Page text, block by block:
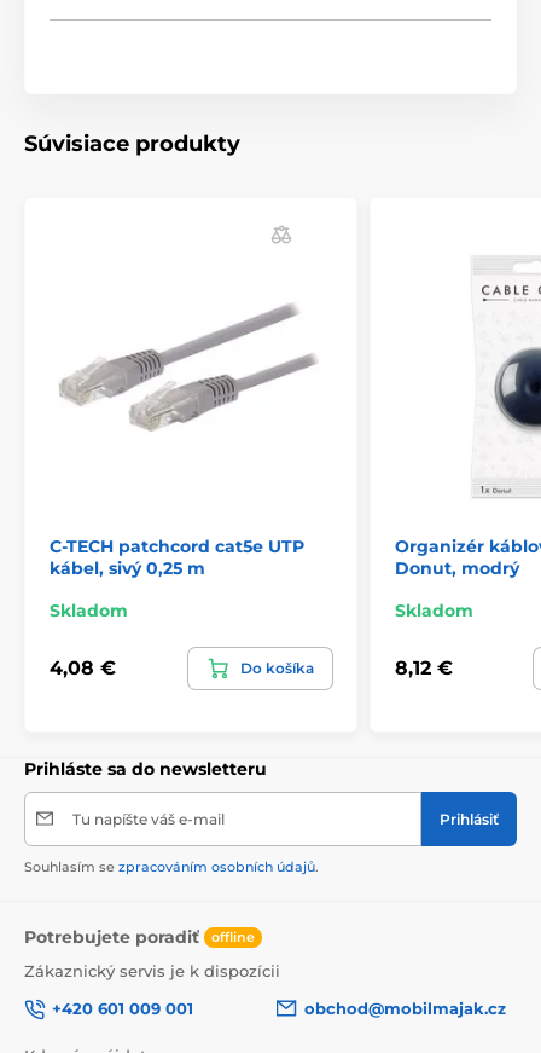
Súvisiace produkty
C-TECH patchcord cat5e UTP
kábel, sivý 0,25 m
Skladom
4,08 € Do košíka
Organizér
Donut, modrý
Skladom
8,12 €
Prihláste sa do newsletteru
Tu napíšte váš e-mail Prihlásiť
Souhlasím se zpracováním osobních údajů.
Potrebujete poradiť offline
Zákaznický servis je k dispozícii
+420 601 009 001
obchod@mobilmajak.cz